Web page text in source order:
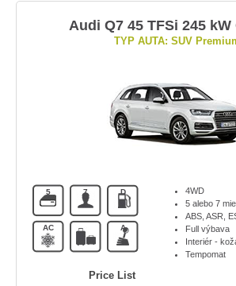
Audi Q7 45 TFSi 245
TYP AUTA: SUV
5 7 D
AC A
4WD
5 alebo 7
ABS, ASR,
Full výbava
Interiér -
Tempomat
Price List